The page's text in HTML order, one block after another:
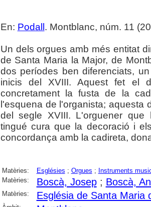
En: Podall. Montblanc, núm. 11
Un dels orgues amb més entitat
de Santa Maria la Major, de
dos períodes ben diferenciats,
inicis del XVIII. Aquest fet el
concretament la fusta de la
l'esquena de l'organista; aquesta
del segle XVIII. L'orguener
tingué cura que la decoració i
concordança amb la cadireta,
Matèries: Esglésies ; Orgues ; Instruments
Matèries:
Boscà, Josep; Boscà,
Matèries: Església de Santa Maria